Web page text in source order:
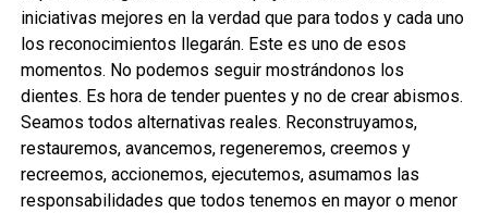
iniciativas mejores en la verdad que para todos y cada uno
los reconocimientos llegarán. Este es uno de esos
momentos. No podemos seguir mostrándonos los
dientes. Es hora de tender puentes y no de crear abismos.
Seamos todos alternativas reales. Reconstruyamos,
restauremos, avancemos, regeneremos, creemos y
recreemos, accionemos, ejecutemos, asumamos las
responsabilidades que todos tenemos en mayor o menor